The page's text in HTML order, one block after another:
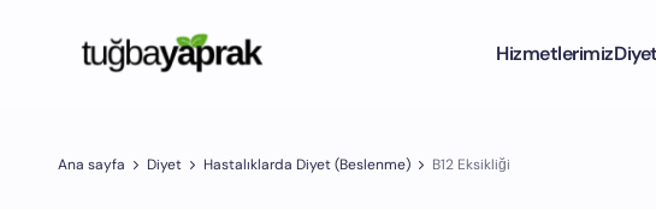
Hizmetlerimiz
Ana sayfa Diyet Hastalıklarda Diyet (Beslenme) B12 Eksikliği